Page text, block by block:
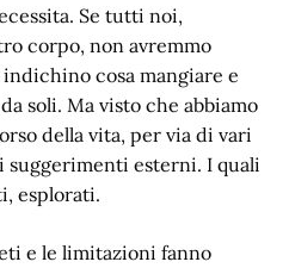
Se tutti noi,
corpo, non avremmo
cosa mangiare e
soli. Ma visto che abbiamo
della vita, per via di vari
suggerimenti esterni. I quali
esplorati.
e le limitazioni fanno